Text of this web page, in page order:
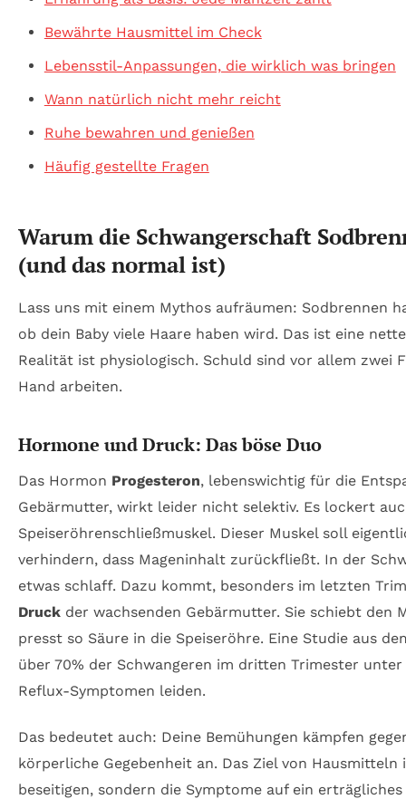
Bewährte Hausmittel im Check
Lebensstil-Anpassungen, die wirklich was bringen
Wann natürlich nicht mehr reicht
Ruhe bewahren und genießen
Häufig gestellte Fragen
Warum die Schwangerschaft
(und das normal ist)
Lass uns mit einem Mythos aufräumen: Sodbrennen
ob dein Baby viele Haare haben wird. Das ist eine
Realität ist physiologisch. Schuld sind vor allem zwei
Hand arbeiten.
Hormone und Druck: Das böse Duo
Das Hormon Progesteron, lebenswichtig für die
Gebärmutter, wirkt leider nicht selektiv. Es lockert
Speiseröhrenschließmuskel. Dieser Muskel soll
verhindern, dass Mageninhalt zurückfließt. In der
etwas schlaff. Dazu kommt, besonders im letzten
Druck der wachsenden Gebärmutter. Sie schiebt den
presst so Säure in die Speiseröhre. Eine Studie aus
über 70% der Schwangeren im dritten Trimester
Reflux-Symptomen leiden.
Das bedeutet auch: Deine Bemühungen kämpfen
körperliche Gegebenheit an. Das Ziel von
beseitigen, sondern die Symptome auf ein